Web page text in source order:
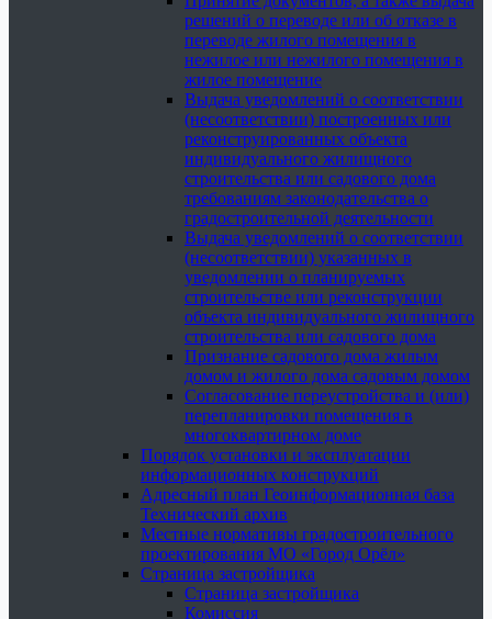
решений о переводе или об отказе в
переводе жилого помещения в
нежилое или нежилого помещения в
жилое помещение
Выдача уведомлений о соответствии
(несоответствии) построенных или
реконструированных объекта
индивидуального жилищного
строительства или садового дома
требованиям законодательства о
градостроительной деятельности
Выдача уведомлений о соответствии
(несоответствии) указанных в
уведомлении о планируемых
строительстве или реконструкции
объекта индивидуального жилищного
строительства или садового дома
Признание садового дома жилым
домом и жилого дома садовым домом
Согласование переустройства и (или)
перепланировки помещения в
многоквартирном доме
Порядок установки и эксплуатации
информационных конструкций
Адресный план Геоинформационная база
Технический архив
Местные нормативы градостроительного
проектирования МО «Город Орёл»
Страница застройщика
Страница застройщика
Комиссия